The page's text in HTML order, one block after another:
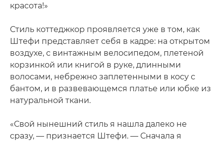
красота!»
Стиль коттеджкор проявляется уже в том, как
Штефи представляет себя в кадре: на открытом
воздухе, с винтажным велосипедом, плетеной
корзинкой или книгой в руке, длинными
волосами, небрежно заплетенными в косу с
бантом, и в развевающемся платье или юбке из
натуральной ткани.
«Свой нынешний стиль я нашла далеко не
сразу, — признается Штефи. — Сначала я